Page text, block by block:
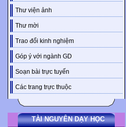
Thư viện ảnh
Thư mời
Trao đổi kinh nghiệm
Góp ý với ngành GD
Soạn bài trực tuyến
Các trang trực thuộc
TÀI NGUYÊN DẠY HỌC